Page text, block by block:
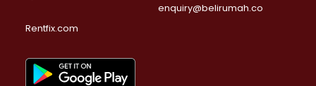
enquiry@belirumah.co
Rentfix.com